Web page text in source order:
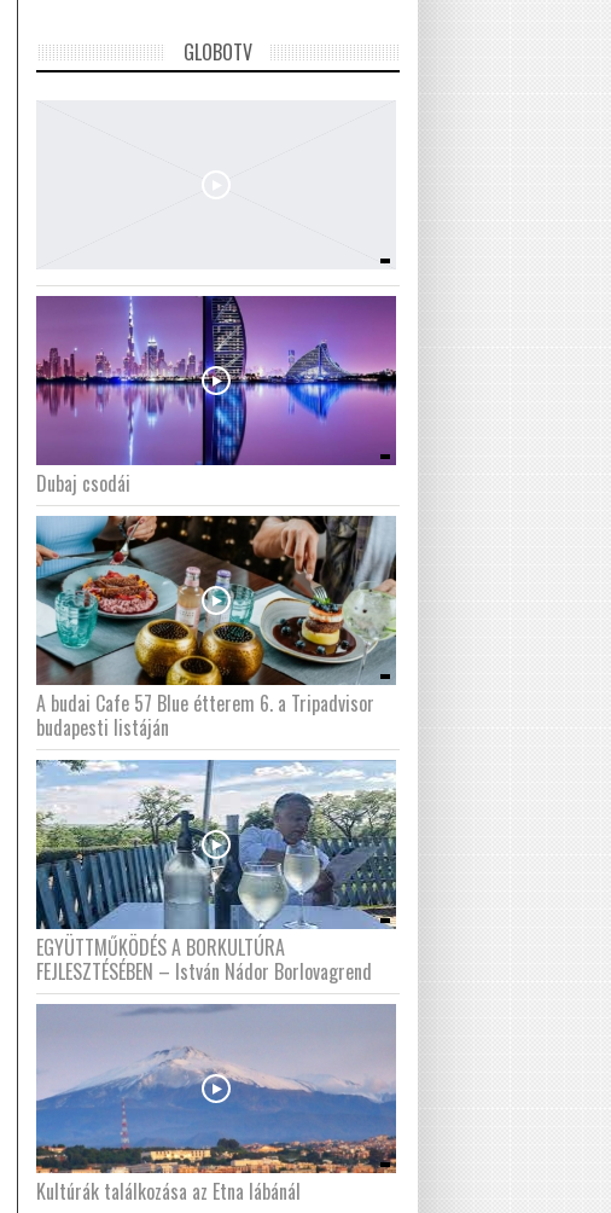
GLOBOTV
Dubaj csodái
A budai Cafe 57 Blue étterem 6. a Tripadvisor
budapesti listáján
EGYÜTTMŰKÖDÉS A BORKULTÚRA
FEJLESZTÉSÉBEN – István Nádor Borlovagrend
Kultúrák találkozása az Etna lábánál